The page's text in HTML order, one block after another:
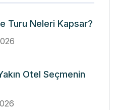
Turu Neleri Kapsar?
Otel Seçmenin